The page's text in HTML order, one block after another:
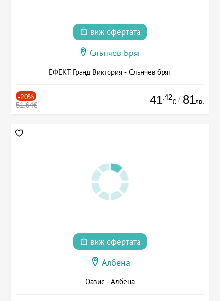
виж офертата
Слънчев Бряг
ЕФЕКТ Гранд Виктория - Слънчев бряг
-20%
51.64€ 41.42
€ / 81лв.
виж офертата
Албена
Оазис - Албена